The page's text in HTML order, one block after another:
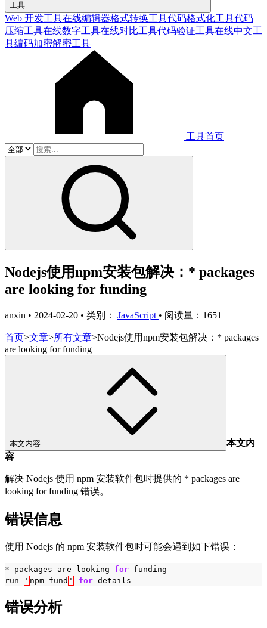
工具
Web 开发工具在线编辑器格式转换工具代码格式化工具代码
压缩工具在线数字工具在线对比工具代码验证工具在线中文工
具编码加密解密工具
工具首页
Nodejs使用npm安装包解决：* packages
are looking for funding
anxin • 2024-02-20 • 类别： JavaScript • 阅读量：1651
首页>文章>所有文章>Nodejs使用npm安装包解决：* packages
are looking for funding
本文内容
本文内
容
解决 Nodejs 使用 npm 安装软件包时提供的 * packages are
looking for funding 错误。
错误信息
使用 Nodejs 的 npm 安装软件包时可能会遇到如下错误：
* packages are looking for funding
run
' npm fund ' for details
错误分析